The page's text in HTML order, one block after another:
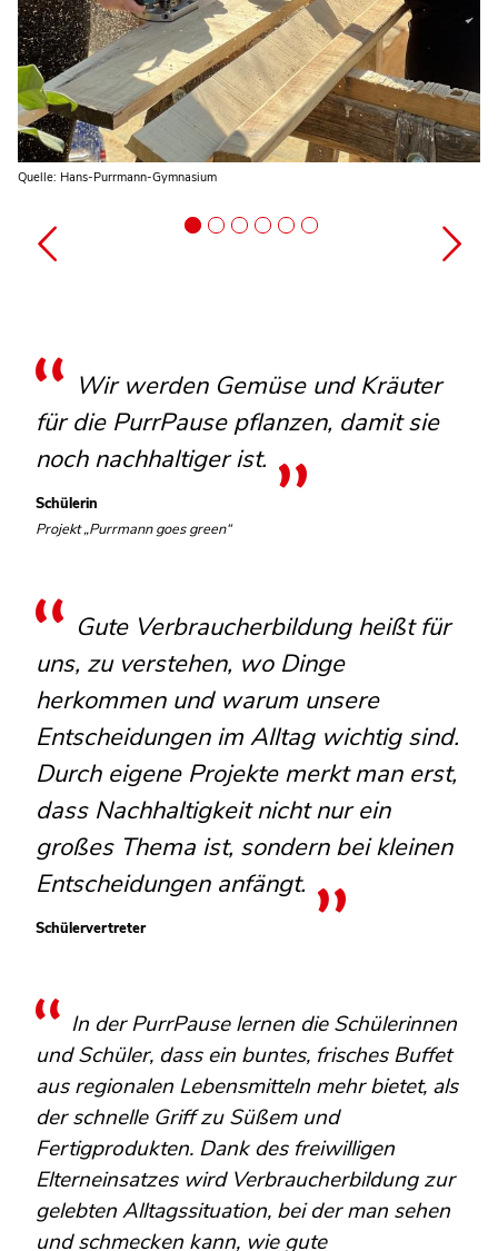
Quelle: Hans-Purrmann-Gymnasium
Quelle: Hans-Purrmann-Gymnasium
Quelle: Hans-Purrmann-Gymnasium
Quelle: Hans-Purrmann-Gymnasium
Quelle: Hans-Purrmann-Gymnasium
Quelle: Hans-Purrmann-Gymnasium
Wir werden Gemüse und Kräuter
für die PurrPause pflanzen, damit sie
noch nachhaltiger ist.
Schülerin
Projekt „Purrmann goes green“
Gute Verbraucherbildung heißt für
uns, zu verstehen, wo Dinge
herkommen und warum unsere
Entscheidungen im Alltag wichtig sind.
Durch eigene Projekte merkt man erst,
dass Nachhaltigkeit nicht nur ein
großes Thema ist, sondern bei kleinen
Entscheidungen anfängt.
Schülervertreter
In der PurrPause lernen die Schülerinnen
und Schüler, dass ein buntes, frisches Buffet
aus regionalen Lebensmitteln mehr bietet, als
der schnelle Griff zu Süßem und
Fertigprodukten. Dank des freiwilligen
Elterneinsatzes wird Verbraucherbildung zur
gelebten Alltagssituation, bei der man sehen
und schmecken kann, wie gute